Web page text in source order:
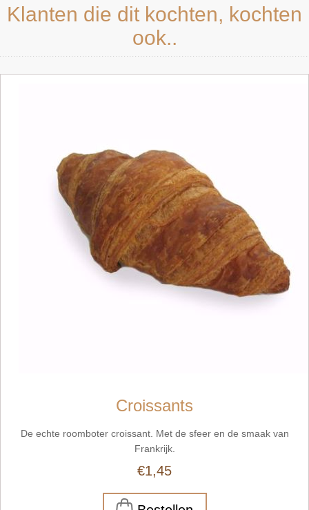
Klanten die dit kochten, kochten
ook..
Croissants
De echte roomboter croissant. Met de sfeer en de smaak van
Frankrijk.
€1,45